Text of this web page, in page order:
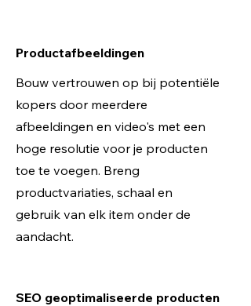
Productafbeeldingen
Bouw vertrouwen op bij potentiële
kopers door meerdere
afbeeldingen en video's met een
hoge resolutie voor je producten
toe te voegen. Breng
productvariaties, schaal en
gebruik van elk item onder de
aandacht.
SEO geoptimaliseerde producten